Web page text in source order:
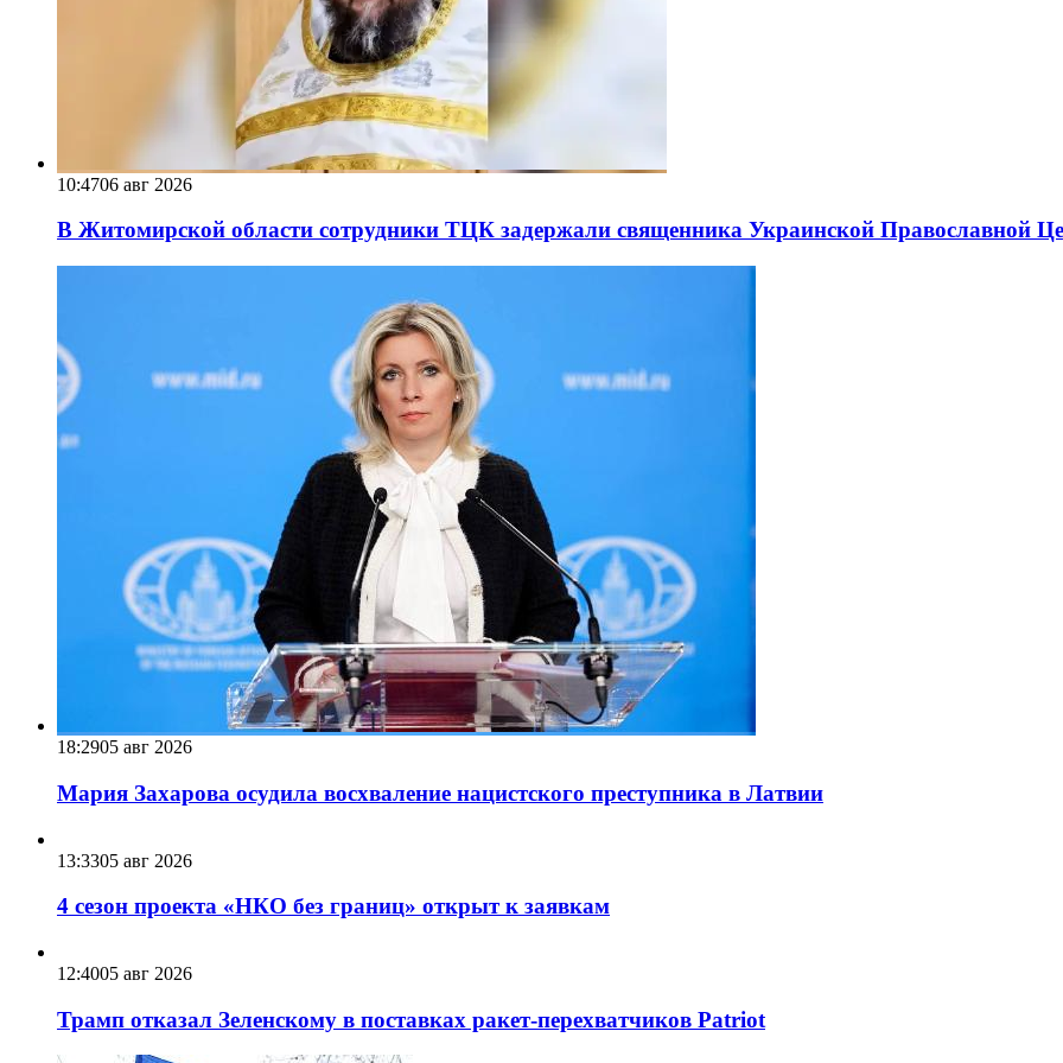
10:4706 авг 2026
В Житомирской области сотрудники ТЦК задержали священника Украинской Православной
18:2905 авг 2026
Мария Захарова осудила восхваление нацистского преступника в Латвии
13:3305 авг 2026
4 сезон проекта «НКО без границ» открыт к заявкам
12:4005 авг 2026
Трамп отказал Зеленскому в поставках ракет-перехватчиков Patriot